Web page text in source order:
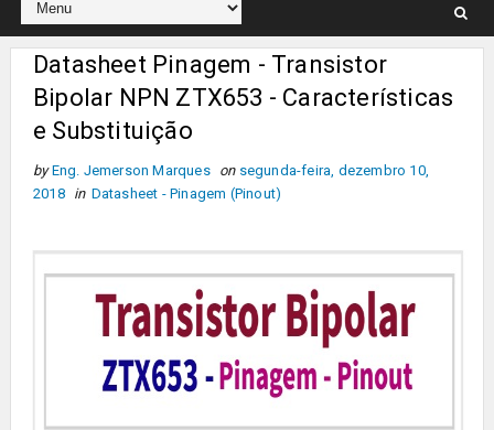
Datasheet Pinagem - Transistor
Bipolar NPN ZTX653 - Características
e Substituição
by Eng. Jemerson Marques on segunda-feira, dezembro 10,
2018
in Datasheet - Pinagem (Pinout)